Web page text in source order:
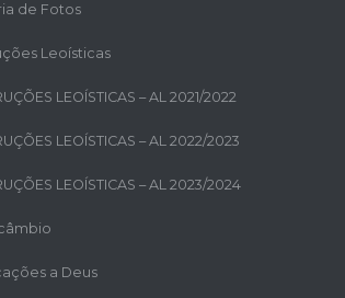
de Fotos
Leoísticas
LEOÍSTICAS – AL 2021/2022
LEOÍSTICAS – AL 2022/2023
LEOÍSTICAS – AL 2023/2024
a Deus